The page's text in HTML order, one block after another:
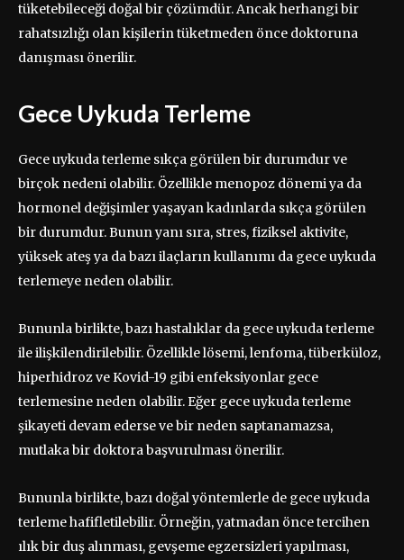
tüketebileceği doğal bir çözümdür. Ancak herhangi bir
rahatsızlığı olan kişilerin tüketmeden önce doktoruna
danışması önerilir.
Gece Uykuda Terleme
Gece uykuda terleme sıkça görülen bir durumdur ve
birçok nedeni olabilir. Özellikle menopoz dönemi ya da
hormonel değişimler yaşayan kadınlarda sıkça görülen
bir durumdur. Bunun yanı sıra, stres, fiziksel aktivite,
yüksek ateş ya da bazı ilaçların kullanımı da gece uykuda
terlemeye neden olabilir.
Bununla birlikte, bazı hastalıklar da gece uykuda terleme
ile ilişkilendirilebilir. Özellikle lösemi, lenfoma, tüberküloz,
hiperhidroz ve Kovid-19 gibi enfeksiyonlar gece
terlemesine neden olabilir. Eğer gece uykuda terleme
şikayeti devam ederse ve bir neden saptanamazsa,
mutlaka bir doktora başvurulması önerilir.
Bununla birlikte, bazı doğal yöntemlerle de gece uykuda
terleme hafifletilebilir. Örneğin, yatmadan önce tercihen
ılık bir duş alınması, gevşeme egzersizleri yapılması,